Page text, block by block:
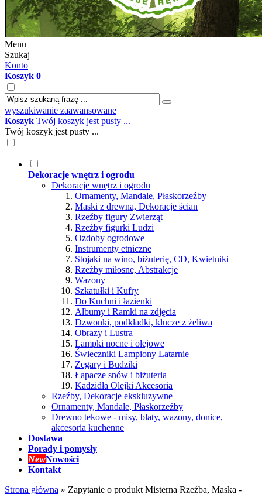
Menu
Szukaj
Konto
Koszyk 0
wyszukiwanie zaawansowane
Koszyk Twój koszyk jest pusty ...
Twój koszyk jest pusty ...
Dekoracje wnętrz i ogrodu
Dekoracje wnętrz i ogrodu
Ornamenty, Mandale, Płaskorzeźby
Maski z drewna, Dekoracje ścian
Rzeźby figury Zwierząt
Rzeźby figurki Ludzi
Ozdoby ogrodowe
Instrumenty etniczne
Stojaki na wino, biżuterię, CD, Kwietniki
Rzeźby miłosne, Abstrakcje
Wazony
Szkatułki i Kufry
Do Kuchni i łazienki
Albumy i Ramki na zdjęcia
Dzwonki, podkładki, klucze z żeliwa
Obrazy i Lustra
Lampki nocne i olejowe
Świeczniki Lampiony Latarnie
Zegary i Budziki
Łapacze snów i biżuteria
Kadzidła Olejki Akcesoria
Rzeźby, Dekoracje ekskluzywne
Ornamenty, Mandale, Płaskorzeźby
Drewno tekowe - misy, blaty, wazony, donice,
akcesoria kuchenne
Dostawa
Porady i pomysły
NewNowości
Kontakt
Strona główna » Zapytanie o produkt Misterna Rzeźba, Maska -